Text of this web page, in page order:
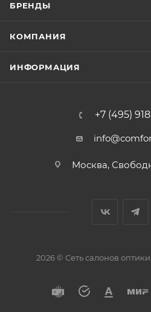
БРЕНДЫ
КОМПАНИЯ
ИНФОРМАЦИЯ
+7 (495)
Москва,
2026 © Сеть салонов